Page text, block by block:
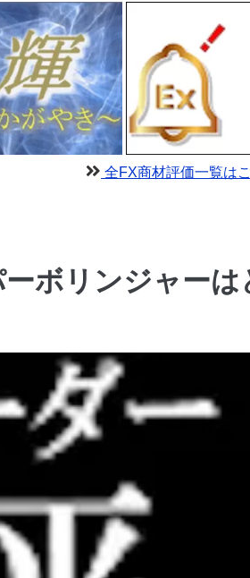
全FX商材評価一覧は
ボリンジャーは